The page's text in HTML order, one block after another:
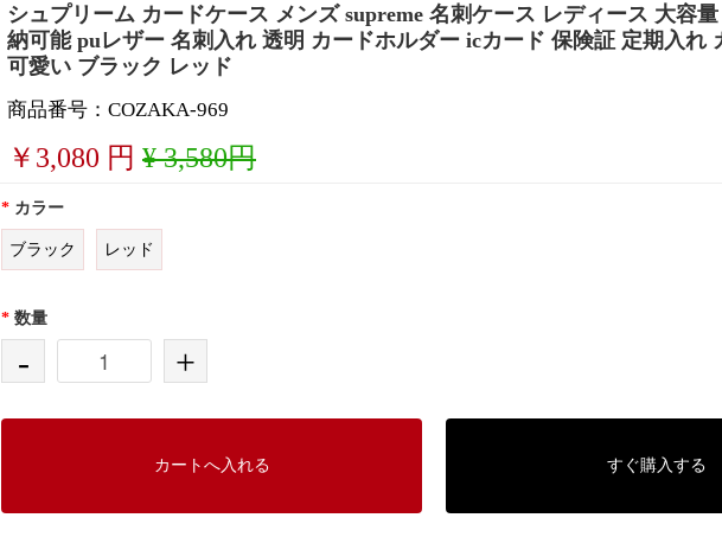
シュプリーム カードケース メンズ supreme 名刺ケース レディース 大容
納可能 puレザー 名刺入れ 透明 カードホルダー icカード 保険証 定期入れ
可愛い ブラック レッド
商品番号：COZAKA-969
￥ 3,080 円 ¥ 3,580円
* カラー
ブラック レッド
* 数量
- +
カートへ入れる すぐ購入する